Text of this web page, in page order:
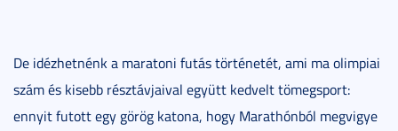
De idézhetnénk a maratoni futás történetét, ami ma olimpiai
szám és kisebb résztávjaival együtt kedvelt tömegsport:
ennyit futott egy görög katona, hogy Marathónból megvigye